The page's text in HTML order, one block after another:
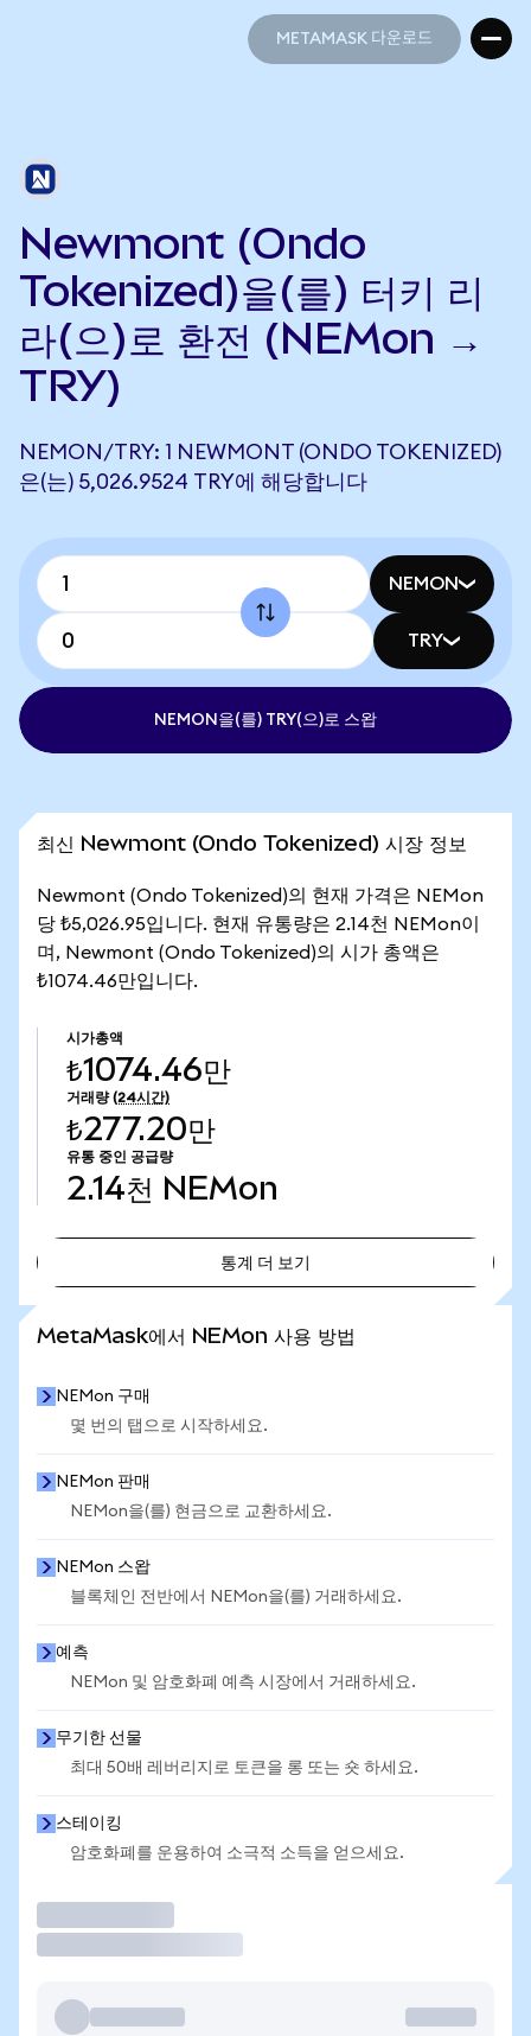
METAMASK 다운로드
Newmont (Ondo
Tokenized)을(를) 터키 리
라(으)로 환전 (NEMon →
TRY)
NEMON/TRY: 1 NEWMONT (ONDO TOKENIZED)
은(는) 5,026.9524 TRY에 해당합니다
NEMON
TRY
NEMON을(를) TRY(으)로 스왑
최신 Newmont (Ondo Tokenized) 시장 정보
Newmont (Ondo Tokenized)의 현재 가격은 NEMon
당 ₺5,026.95입니다. 현재 유통량은 2.14천 NEMon이
며, Newmont (Ondo Tokenized)의 시가 총액은
₺1074.46만입니다.
시가총액
₺1074.46만
거래량 (24시간)
₺277.20만
유통 중인 공급량
2.14천 NEMon
통계 더 보기
MetaMask에서 NEMon 사용 방법
NEMon 구매
몇 번의 탭으로 시작하세요.
NEMon 판매
NEMon을(를) 현금으로 교환하세요.
NEMon 스왑
블록체인 전반에서 NEMon을(를) 거래하세요.
예측
NEMon 및 암호화폐 예측 시장에서 거래하세요.
무기한 선물
최대 50배 레버리지로 토큰을 롱 또는 숏 하세요.
스테이킹
암호화폐를 운용하여 소극적 소득을 얻으세요.